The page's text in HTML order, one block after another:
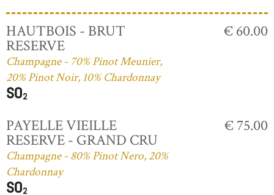
HAUTBOIS - BRUT
RESERVE
Champagne - 70% Pinot Meunier,
20% Pinot Noir, 10% Chardonnay
€ 60.00
PAYELLE VIEILLE
RESERVE - GRAND CRU
Champagne - 80% Pinot Nero, 20%
Chardonnay
€ 75.00